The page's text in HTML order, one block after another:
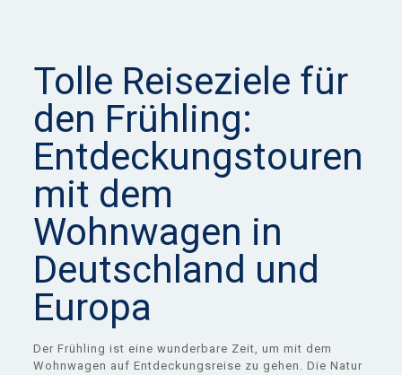
Tolle Reiseziele für
den Frühling:
Entdeckungstouren
mit dem
Wohnwagen in
Deutschland und
Europa
Der Frühling ist eine wunderbare Zeit, um mit dem
Wohnwagen auf Entdeckungsreise zu gehen. Die Natur